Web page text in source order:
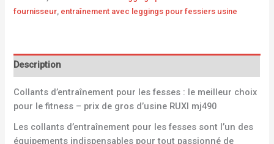
fournisseur entraînement avec leggings pour fessiers usine
Description
Collants d’entraînement pour les fesses : le meilleur choix
pour le fitness – prix de gros d’usine RUXI mj490
Les collants d’entraînement pour les fesses sont l’un des
équipements indispensables pour tout passionné de